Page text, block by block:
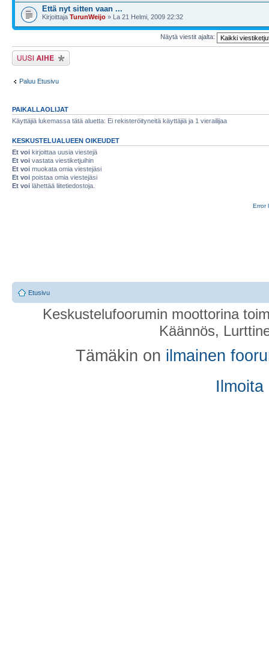
Että nyt sitten vaan ...
Kirjoittaja TurunWeijo » La 21 Helmi, 2009 22:32
Näytä viestit ajalta:
Lähetä uusi viesti
Paluu Etusivu
PAIKALLAOLIJAT
Käyttäjiä lukemassa tätä aluetta: Ei rekisteröityneitä käyttäjiä ja 1 vierailijaa
KESKUSTELUALUEEN OIKEUDET
Et voi kirjoittaa uusia viestejä
Et voi vastata viestiketjuihin
Et voi muokata omia viestejäsi
Et voi poistaa omia viestejäsi
Et voi lähettää liitetiedostoja.
Error
Etusivu
Keskustelufoorumin moottorina
Käännös,
Tämäkin on ilmainen